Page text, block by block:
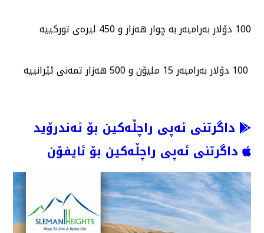
100 دۆلار بەرامبەر بە چوار هەزار و 450 لیرەی توركییە
100 دۆلار بەرامبەر 15 ملیۆن و 500 هەزار تمەنی ئێرانییە
داگرتنی ئەپی راچڵەکین بۆ ئەندرۆید
داگرتنی ئەپی راچڵەکین بۆ ئایفۆن